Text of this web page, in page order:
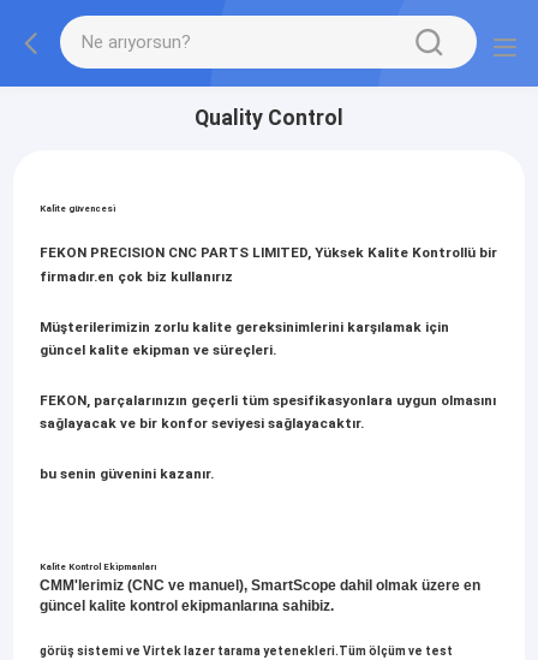
Quality Control
Kalite güvencesi
FEKON PRECISION CNC PARTS LIMITED, Yüksek Kalite Kontrollü bir
firmadır.en çok biz kullanırız
Müşterilerimizin zorlu kalite gereksinimlerini karşılamak için
güncel kalite ekipman ve süreçleri.
FEKON, parçalarınızın geçerli tüm spesifikasyonlara uygun olmasını
sağlayacak ve bir konfor seviyesi sağlayacaktır.
bu senin güvenini kazanır.
Kalite Kontrol Ekipmanları
CMM'lerimiz (CNC ve manuel), SmartScope dahil olmak üzere en
güncel kalite kontrol ekipmanlarına sahibiz.
görüş sistemi ve Virtek lazer tarama yetenekleri.Tüm ölçüm ve test